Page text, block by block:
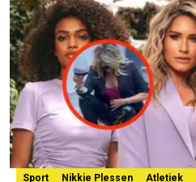
Sport Nikkie Plessen Atletiek